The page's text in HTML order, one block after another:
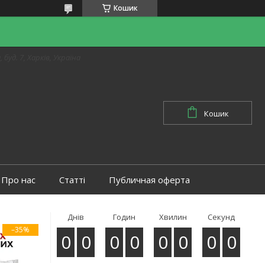
Кошик
Кошик
Про нас Статті Публичная оферта
–35%
Днів
0 0
Годин
0 0
Хвилин
0 0
Секунд
0 0